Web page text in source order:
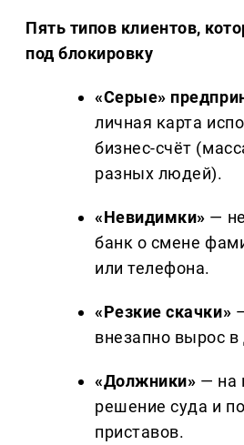
Пять типов клиентов,
под блокировку
«Серые»
личная карта
бизнес-счёт
разных людей).
«Невидимки» —
банк о смене
или телефона.
«Резкие скачки»
внезапно вырос в
«Должники» — на
решение суда и
приставов.